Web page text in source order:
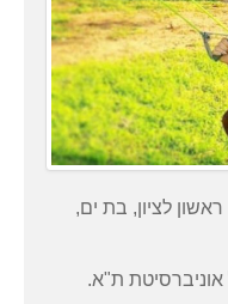
לציון, בת ים,
אוניברסיטת ת"א.